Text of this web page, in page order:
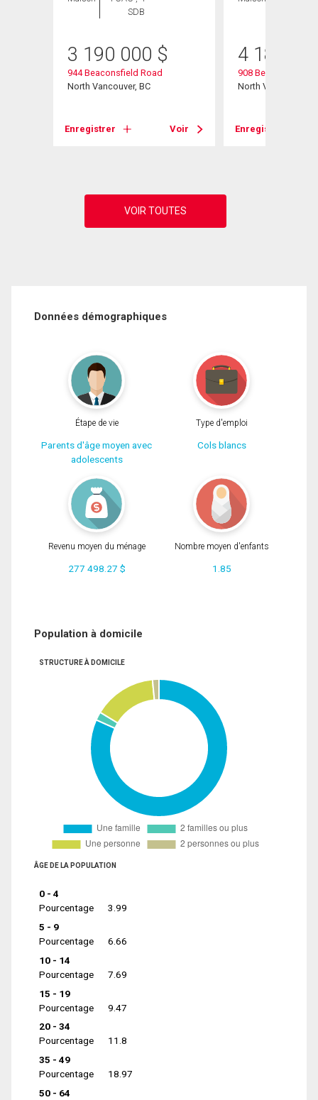
SDB
3 190 000 $
944 Beaconsfield Road
North Vancouver, BC
Enregistrer Voir
4 188
908 Beaconsfield
North Vancouver,
Enregistrer
Données démographiques
Étape de vie
Parents d'âge moyen avec
adolescents
Type d'emploi
Cols blancs
Revenu moyen du ménage
277 498.27 $
Nombre moyen d'enfants
1.85
Population à domicile
STRUCTURE À DOMICILE
ÂGE DE LA POPULATION
0 - 4
Pourcentage
3.99
5 - 9
Pourcentage
6.66
10 - 14
Pourcentage
7.69
15 - 19
Pourcentage
9.47
20 - 34
Pourcentage
11.8
35 - 49
Pourcentage
18.97
50 - 64